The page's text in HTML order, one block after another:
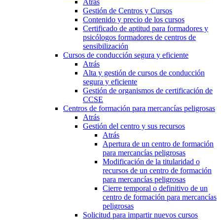
Atrás
Gestión de Centros y Cursos
Contenido y precio de los cursos
Certificado de aptitud para formadores y
psicólogos formadores de centros de
sensibilización
Cursos de conducción segura y eficiente
Atrás
Alta y gestión de cursos de conducción
segura y eficiente
Gestión de organismos de certificación de
CCSE
Centros de formación para mercancías peligrosas
Atrás
Gestión del centro y sus recursos
Atrás
Apertura de un centro de formación
para mercancías peligrosas
Modificación de la titularidad o
recursos de un centro de formación
para mercancías peligrosas
Cierre temporal o definitivo de un
centro de formación para mercancías
peligrosas
Solicitud para impartir nuevos cursos